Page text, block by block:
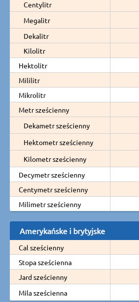
Centylitr
Megalitr
Dekalitr
Kilolitr
Hektolitr
Mililitr
Mikrolitr
Metr sześcienny
Dekametr sześcienny
Hektometr sześcienny
Kilometr sześcienny
Decymetr sześcienny
Centymetr sześcienny
Milimetr sześcienny
Amerykańske i brytyjske
Cal sześcienny
Stopa sześcienna
Jard sześcienny
Mila sześcienna